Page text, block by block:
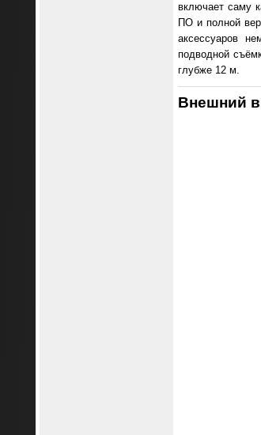
включает саму
ПО и полной
аксессуаров
подводной
глубже 12 м.
Внешний